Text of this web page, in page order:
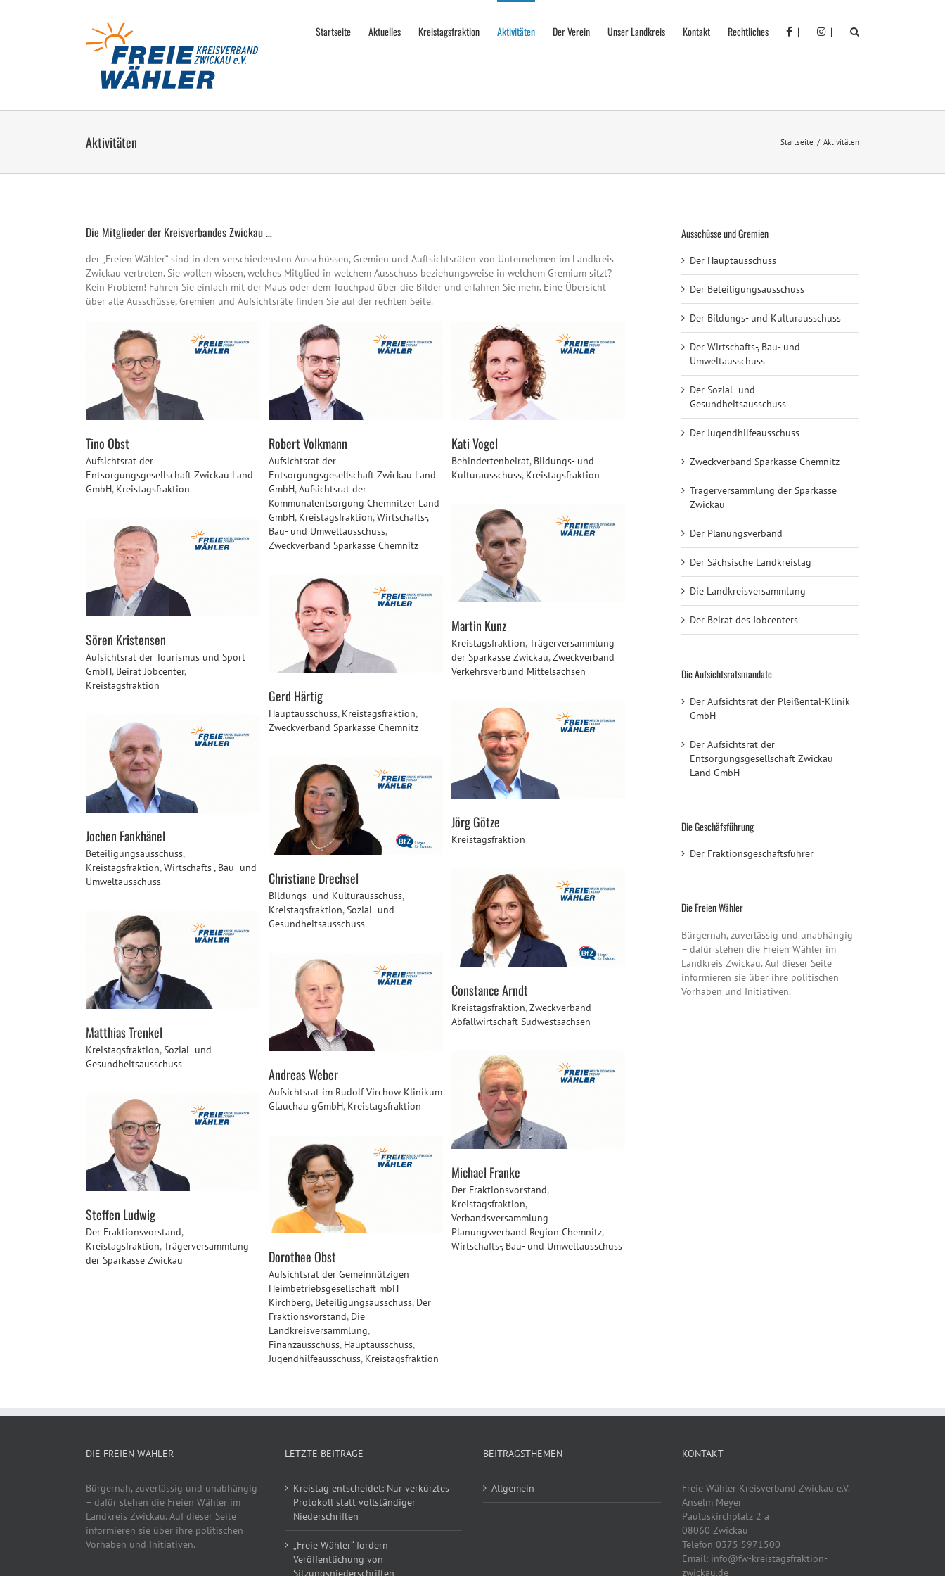
Startseite Aktuelles Kreistagsfraktion Aktivitäten Der Verein Unser Landkreis Kontakt Rechtliches | |
Aktivitäten Startseite Aktivitäten
Die Mitglieder der Kreisverbandes Zwickau …
der „Freien Wähler“ sind in den verschiedensten Ausschüssen, Gremien und Auftsichtsräten von Unternehmen im Landkreis
Zwickau vertreten. Sie wollen wissen, welches Mitglied in welchem Ausschuss beziehungsweise in welchem Gremium sitzt?
Kein Problem! Fahren Sie einfach mit der Maus oder dem Touchpad über die Bilder und erfahren Sie mehr. Eine Übersicht
über alle Ausschüsse, Gremien und Aufsichtsräte finden Sie auf der rechten Seite.
Tino Obst
Aufsichtsrat der
Entsorgungsgesellschaft Zwickau Land
GmbH, Kreistagsfraktion
Robert Volkmann
Aufsichtsrat der
Entsorgungsgesellschaft Zwickau Land
GmbH,Aufsichtsrat der
Kommunalentsorgung Chemnitzer Land
GmbH, Kreistagsfraktion,Wirtschafts-,
Bau- und Umweltausschuss,
Zweckverband Sparkasse Chemnitz
Kati Vogel
Behindertenbeirat, Bildungs- und
Kulturausschuss, Kreistagsfraktion
Martin Kunz
Kreistagsfraktion,Trägerversammlung
der Sparkasse Zwickau,Zweckverband
Verkehrsverbund Mittelsachsen
Sören Kristensen
Aufsichtsrat der Tourismus und Sport
GmbH, Beirat Jobcenter,
Kreistagsfraktion
Gerd Härtig
Hauptausschuss, Kreistagsfraktion,
Zweckverband Sparkasse Chemnitz
Jörg Götze
Kreistagsfraktion
Jochen Fankhänel
Beteiligungsausschuss,
Kreistagsfraktion,Wirtschafts-, Bau- und
Umweltausschuss
Christiane Drechsel
Bildungs- und Kulturausschuss,
Kreistagsfraktion,Sozial- und
Gesundheitsausschuss
Constance Arndt
Kreistagsfraktion,Zweckverband
Abfallwirtschaft Südwestsachsen
Matthias Trenkel
Kreistagsfraktion,Sozial- und
Gesundheitsausschuss
Andreas Weber
Aufsichtsrat im Rudolf Virchow Klinikum
Glauchau gGmbH, Kreistagsfraktion
Michael Franke
Der Fraktionsvorstand,
Kreistagsfraktion,
Verbandsversammlung
Planungsverband Region Chemnitz,
Wirtschafts-, Bau- und Umweltausschuss
Steffen Ludwig
Der Fraktionsvorstand,
Kreistagsfraktion,Trägerversammlung
der Sparkasse Zwickau
Dorothee Obst
Aufsichtsrat der Gemeinnützigen
Heimbetriebsgesellschaft mbH
Kirchberg, Beteiligungsausschuss, Der
Fraktionsvorstand, Die
Landkreisversammlung,
Finanzausschuss, Hauptausschuss,
Jugendhilfeausschuss, Kreistagsfraktion
Ausschüsse und Gremien
Der Hauptausschuss
Der Beteiligungsausschuss
Der Bildungs- und Kulturausschuss
Der Wirtschafts-, Bau- und
Umweltausschuss
Der Sozial- und
Gesundheitsausschuss
Der Jugendhilfeausschuss
Zweckverband Sparkasse Chemnitz
Trägerversammlung der Sparkasse
Zwickau
Der Planungsverband
Der Sächsische Landkreistag
Die Landkreisversammlung
Der Beirat des Jobcenters
Die Aufsichtsratsmandate
Der Aufsichtsrat der Pleißental-Klinik
GmbH
Der Aufsichtsrat der
Entsorgungsgesellschaft Zwickau
Land GmbH
Die Geschäfsführung
Der Fraktionsgeschäftsführer
Die Freien Wähler
Bürgernah, zuverlässig und unabhängig
– dafür stehen die Freien Wähler im
Landkreis Zwickau. Auf dieser Seite
informieren sie über ihre politischen
Vorhaben und Initiativen.
DIE FREIEN WÄHLER
Bürgernah, zuverlässig und unabhängig
– dafür stehen die Freien Wähler im
Landkreis Zwickau. Auf dieser Seite
informieren sie über ihre politischen
Vorhaben und Initiativen.
LETZTE BEITRÄGE
Kreistag entscheidet: Nur verkürztes
Protokoll statt vollständiger
Niederschriften
„Freie Wähler“ fordern
Veröffentlichung von
Sitzungsniederschriften
BEITRAGSTHEMEN
Allgemein
KONTAKT
Freie Wähler Kreisverband Zwickau e.V.
Anselm Meyer
Pauluskirchplatz 2 a
08060 Zwickau
Telefon 0375 5971500
Email: info@fw-kreistagsfraktion-
zwickau.de